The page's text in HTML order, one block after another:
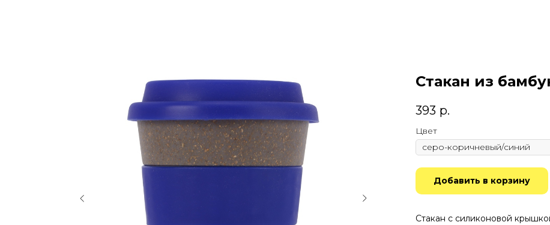
Стакан из
393 р.
Цвет
Добавить в корзину
Стакан с силиконовой